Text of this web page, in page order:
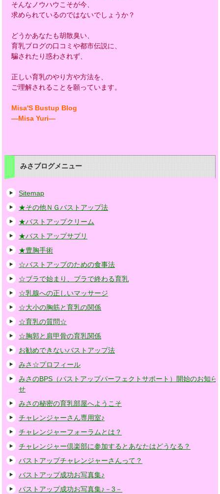
そんなノウハウこそが今、
求められているのではないでしょうか？
どうかあなたも胡散臭い、
育乳ブログの口コミや都市伝説に、
騙されたり惑わされず、
正しい育乳のやり方や方法を、
ご理解されることを願っています。
Misa'S Bustup Blog
―Misa Yuri―
みさブログメニュー
Sitemap
★その他ＮＧバストアップ法
★バストアップクリーム
★バストアップサプリ
★豊胸手術
☆バストアップのための食事法
☆ブラで始まり、ブラで終わる育乳
☆乳腺への正しいマッサージ
☆大小の胸筋と育乳の関係
☆育乳の質問☆
☆胸郭と肩甲骨の育乳関係
お勧めできないバストアップ法
みさ☆プロフィール
みさのBPS（バストアップパーフェクトサポート）開始のお知ら
せ
みさの秘密の育乳部屋へようこそ
チャレンジャーさん専用室♪
チャレンジャーフォーラムとは？
チャレンジャー倶楽部に参加するとあなたはどうなる？
バストアップチャレンジャーさんって？
バストアップ成功お写真集♪
バストアップ成功お写真集♪－3－